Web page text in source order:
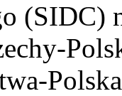
(SIDC)